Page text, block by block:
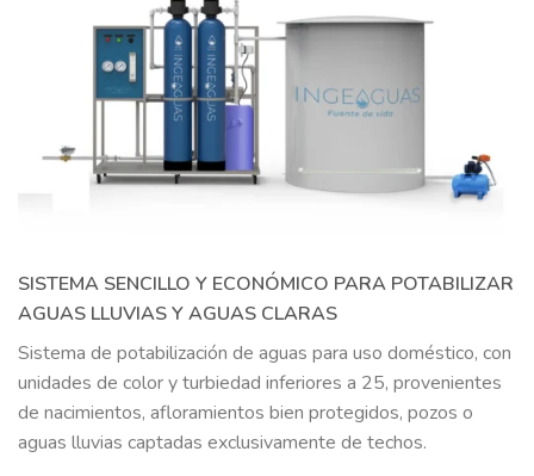
SISTEMA SENCILLO Y ECONÓMICO PARA POTABILIZAR
AGUAS LLUVIAS Y AGUAS CLARAS
Sistema de potabilización de aguas para uso doméstico, con
unidades de color y turbiedad inferiores a 25, provenientes
de nacimientos, afloramientos bien protegidos, pozos o
aguas lluvias captadas exclusivamente de techos.